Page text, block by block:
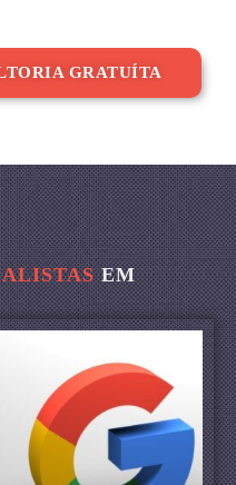
GRATUÍTA
EM